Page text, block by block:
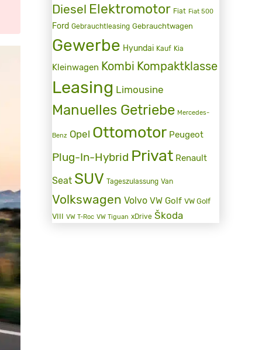
Diesel Elektromotor Fiat Fiat 500
Ford Gebrauchtleasing Gebrauchtwagen
Gewerbe Hyundai Kauf Kia
Kleinwagen Kombi Kompaktklasse
Leasing Limousine
Manuelles Getriebe Mercedes-
Benz Opel Ottomotor Peugeot
Plug-In-Hybrid Privat Renault
Seat SUV Tageszulassung Van
Volkswagen Volvo VW Golf VW Golf
VIII VW T-Roc VW Tiguan xDrive Škoda